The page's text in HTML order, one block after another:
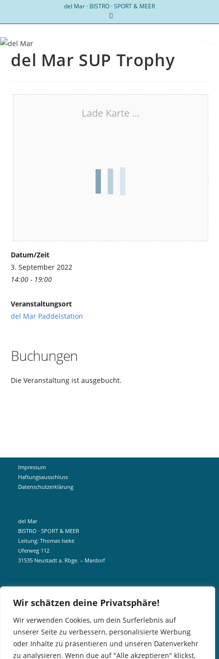
Wir schätzen deine Privatsphäre!
Wir verwenden Cookies, um dein Surferlebnis auf
unserer Seite zu verbessern, personalisierte Werbung
oder Inhalte zu präsentieren und unseren Datenverkehr
zu analysieren. Wenn due auf "Alle akzeptieren" klickst,
del Mar · BISTRO · SPORT & MEER
del Mar SUP Trophy
Lade Karte ...
Datum/Zeit
3. September 2022
14:00 - 19:00
Veranstaltungsort
del Mar Paddelstation
Buchungen
Die Veranstaltung ist ausgebucht.
Impressum
Haftungsausschluss
Datenschutzerklärung
del Mar
BISTRO · SPORT & MEER
Leitung: Thomas Iseke
Uferweg 112
31535 Neustadt a. Rbge. – Mardorf
info@delmar-mardorf.de
Gern könnt ihr euch telefonisch bei uns über aktuelle Öffnungszeiten